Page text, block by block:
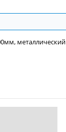
металлический